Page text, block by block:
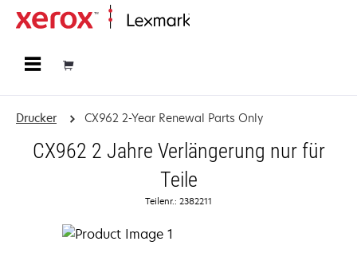
Drucker CX962 2-Year Renewal Parts Only
CX962 2 Jahre Verlängerung nur für
Teile
Teilenr.: 2382211